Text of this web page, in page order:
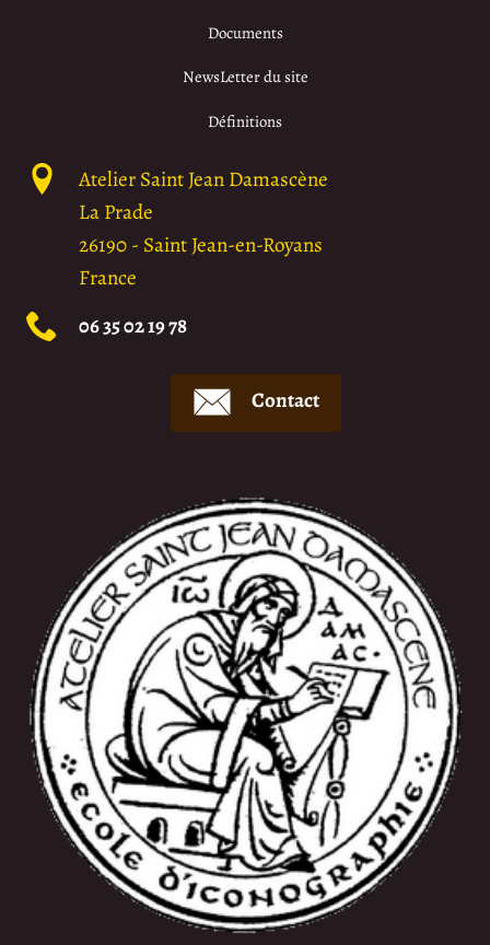
Documents
NewsLetter du site
Définitions
Atelier Saint Jean Damascène
La Prade
26190- Saint Jean-en-Royans
France
06 35 02 19 78
Contact